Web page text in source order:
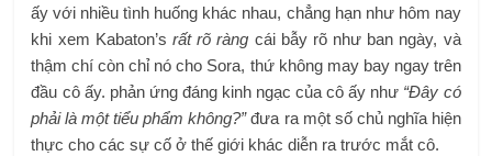
ấy với nhiều tình huống khác nhau, chẳng hạn như hôm nay
khi xem Kabaton’s rất rõ ràng cái bẫy rõ như ban ngày, và
thậm chí còn chỉ nó cho Sora, thứ không may bay ngay trên
đầu cô ấy. phản ứng đáng kinh ngạc của cô ấy như “Đây có
phải là một tiểu phẩm không?”đưa ra một số chủ nghĩa hiện
thực cho các sự cố ở thế giới khác diễn ra trước mắt cô.